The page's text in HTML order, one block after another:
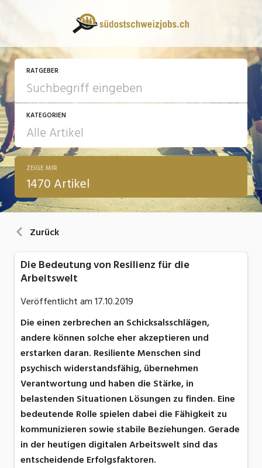
RATGEBER
KATEGORIEN
13 Fragen - 13 Antworten
Arbeit
ZEIGE MIR
1470 Artikel
Zurück
Die Bedeutung von Resilienz für die
Arbeitswelt
Veröffentlicht am17.10.2019
Die einen zerbrechen an Schicksalsschlägen,
andere können solche eher akzeptieren und
erstarken daran. Resiliente Menschen sind
psychisch widerstandsfähig, übernehmen
Verantwortung und haben die Stärke, in
belastenden Situationen Lösungen zu finden. Eine
bedeutende Rolle spielen dabei die Fähigkeit zu
kommunizieren sowie stabile Beziehungen. Gerade
in der heutigen digitalen Arbeitswelt sind das
entscheidende Erfolgsfaktoren.